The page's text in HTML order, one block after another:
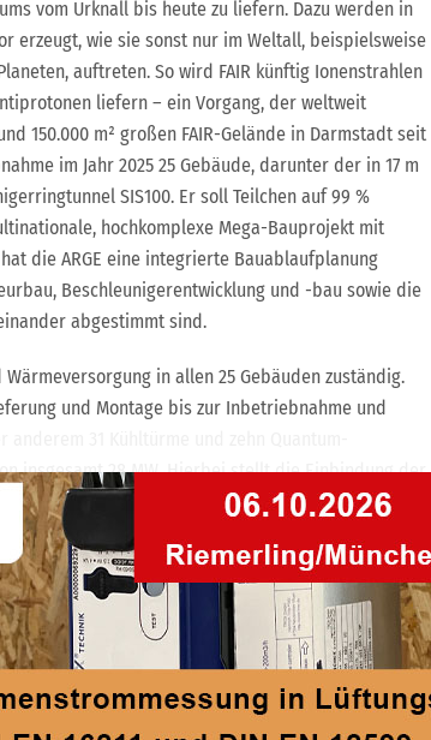
vom Urknall bis heute zu liefern. Dazu werden in
erzeugt, wie sie sonst nur im Weltall, beispielsweise
auftreten. So wird FAIR künftig Ionenstrahlen
liefern – ein Vorgang, der weltweit
150.000 m² großen FAIR-Gelände in Darmstadt seit
im Jahr 2025 25 Gebäude, darunter der in 17 m
SIS100. Er soll Teilchen auf 99 %
hochkomplexe Mega-Bauprojekt mit
die ARGE eine integrierte Bauablaufplanung
Beschleunigerentwicklung und -bau sowie die
abgestimmt sind.
in allen 25 Gebäuden zuständig.
und Montage bis zur Inbetriebnahme und
insgesamt 28 MW. Hierbei stellt die Einbindung der
besondere Herausforderung dar: Ein
Schaltung im Vorfeld. ROM/Wefers obliegt die
und zu den Partnern der ARGE finden Siehier und auf